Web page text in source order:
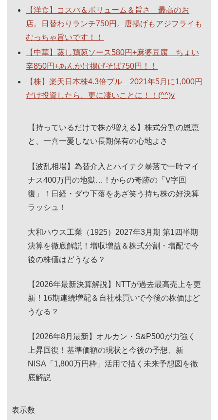
【洋食】コスパ＆ボリューム＆旨さ 最高のお
店。日替わりランチ750円。唐揚げもアジフライも
むっちゃ旨いです！！
【中華】蒸し鶏葱ソース580円+麻婆豆腐 ちょい
辛850円+あんかけ揚げそば750円！！
【株】楽天日本株4.3倍ブル 2021年5月に1,000円
だけ投資したら、更に凄いことに！！(^^)v
【持っているだけで株が増える】株式分割の恩恵
と、一喜一憂しない長期保有の心地よさ
【波乱相場】為替介入とハイテク暴落で一時マイ
ナス400万円の地獄…！からの奇跡の「V字回
復」！日経・ダウ下落をあざ笑う持ち株の好決算
ラッシュ！
大和ハウス工業（1925）2027年3月期 第1四半期
決算を徹底解説！増収増益＆株式分割・増配で今
後の株価はどうなる？
【2026年最新決算解説】NTTが過去最高売上を更
新！16期連続増配＆自社株買いで今後の株価はど
うなる？
【2026年8月最新】オルカン・S&P500が力強く
上昇回復！基準価額の現状と今後の予想、新
NISA「1,800万円枠」活用で描く未来予想図を徹
底解説
表示数